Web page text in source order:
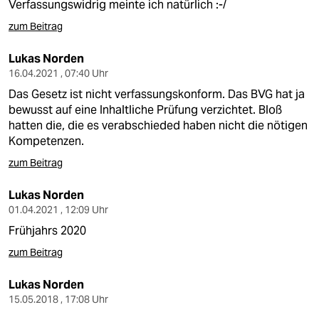
Verfassungswidrig meinte ich natürlich :-/
zum Beitrag
Lukas Norden
16.04.2021 , 07:40 Uhr
Das Gesetz ist nicht verfassungskonform. Das BVG hat ja
bewusst auf eine Inhaltliche Prüfung verzichtet. Bloß
hatten die, die es verabschieded haben nicht die nötigen
Kompetenzen.
zum Beitrag
Lukas Norden
01.04.2021 , 12:09 Uhr
Frühjahrs 2020
zum Beitrag
Lukas Norden
15.05.2018 , 17:08 Uhr